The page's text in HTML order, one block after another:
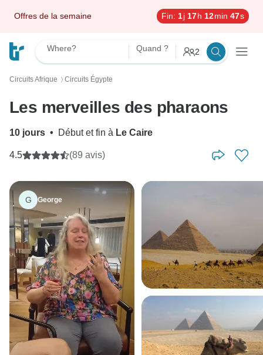
Offres de la semaine Fin: 1j 17h 12min 46s
Where? Quand ? 2
Circuits Afrique 〉 Circuits Égypte
Les merveilles des pharaons
10 jours • Début et fin à Le Caire
4.5 (89 avis)
G George